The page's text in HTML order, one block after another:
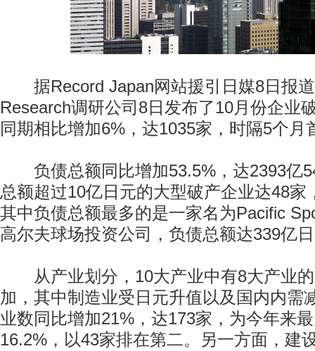
据Record Japan网站援引日媒8日报道
Research调研公司8日发布了10月份企业
同期相比增加6%，达1035家，时隔5个月
负债总额同比增加53.5%，达2393亿
总额超过10亿日元的大型破产企业达48家
其中负债总额最多的是一家名为Pacific
高尔夫球场投资公司，负债总额达339亿
从产业划分，10大产业中有8大产业的
加，其中制造业受日元升值以及国内内需
业数同比增加21%，达173家，为今年来
16.2%，以43家排在第二。另一方面，建